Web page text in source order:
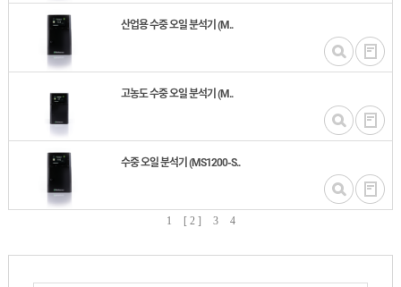
산업용 수중 오일 분석기 (M..
고농도 수중 오일 분석기 (M..
수중 오일 분석기 (MS1200-S..
1 [ 2 ] 3 4